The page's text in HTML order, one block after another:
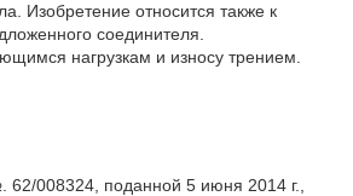
Изобретение относится также к
соединителя.
нагрузкам и износу трением.
008324, поданной 5 июня 2014 г.,